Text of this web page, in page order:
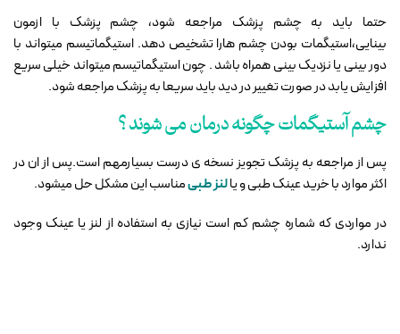
حتما باید به چشم پزشک مراجعه شود، چشم پزشک با ازمون
بینایی،استیگمات بودن چشم هارا تشخیص دهد. استیگماتیسم میتواند با
دور بینی یا نزدیک بینی همراه باشد . چون استیگماتیسم میتواند خیلی سریع
افزایش یابد در صورت تغییر در دید باید سریعا به پزشک مراجعه شود.
چشم آستیگمات چگونه درمان می شوند ؟
پس از مراجعه به پزشک تجویز نسخه ی درست بسیارمهم است.پس از ان در
اکثر موارد با خرید عینک طبی و یالنز طبیمناسب این مشکل حل میشود.
در مواردی که شماره چشم کم است نیازی به استفاده از لنز یا عینک وجود
ندارد.